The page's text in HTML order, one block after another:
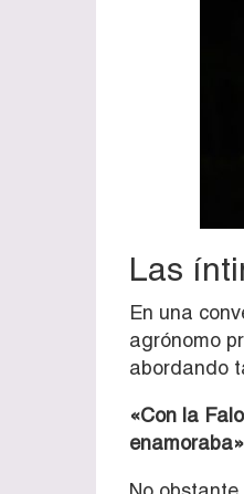
Las
En una
agrónomo
abordando
«Con la